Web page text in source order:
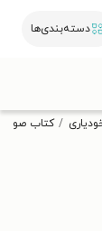
دسته‌بندی‌ها
کتاب